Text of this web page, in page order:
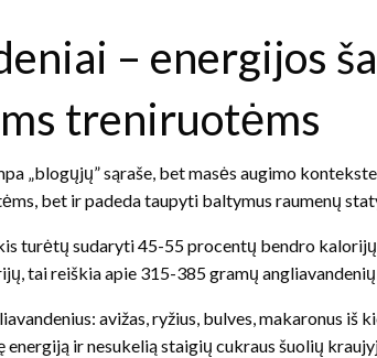
– energijos
treniruotėms
„blogųjų” sąraše, bet masės augimo
bet ir padeda taupyti baltymus raumenų
turėtų sudaryti 45-55 procentų bendro
tai reiškia apie 315-385 gramų angliavandenių
avižas, ryžius, bulves, makaronus iš
ir nesukelią staigių cukraus šuolių